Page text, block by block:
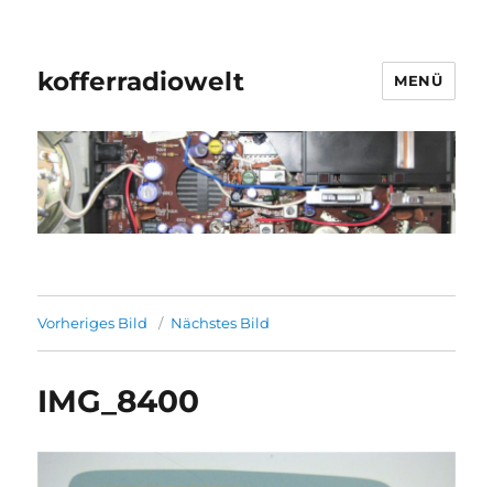
kofferradiowelt MENÜ
Vorheriges Bild Nächstes Bild
IMG_8400